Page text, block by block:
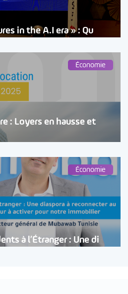
in the A.I era » : Qu
Économie
: Loyers en hausse et
Économie
à l’Étranger : Une di